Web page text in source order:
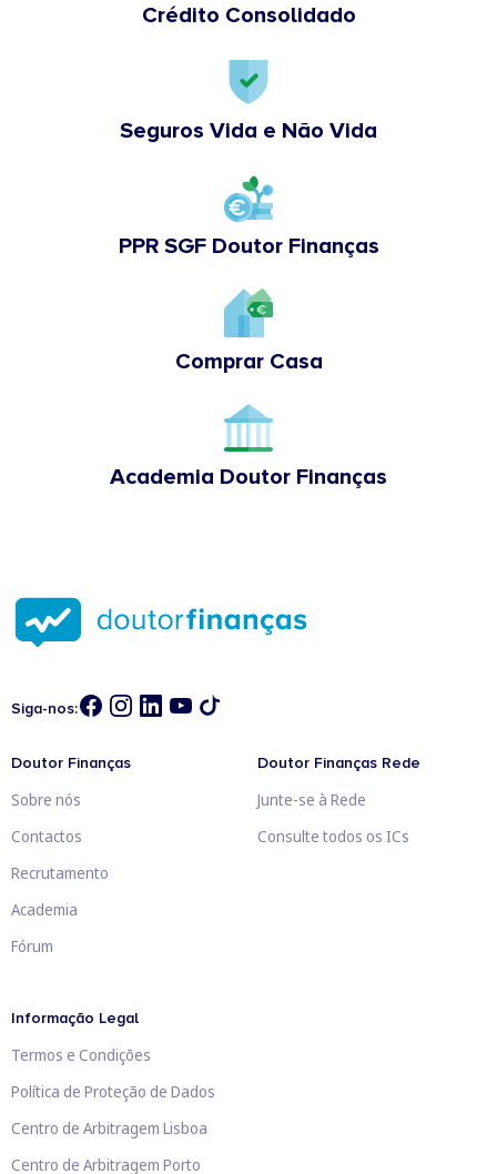
Crédito Consolidado
Seguros Vida e Não Vida
PPR SGF Doutor Finanças
Comprar Casa
Academia Doutor Finanças
Siga-nos:
Doutor Finanças
Sobre nós
Contactos
Recrutamento
Academia
Fórum
Doutor Finanças Rede
Junte-se à Rede
Consulte todos os ICs
Informação Legal
Termos e Condições
Política de Proteção de Dados
Centro de Arbitragem Lisboa
Centro de Arbitragem Porto